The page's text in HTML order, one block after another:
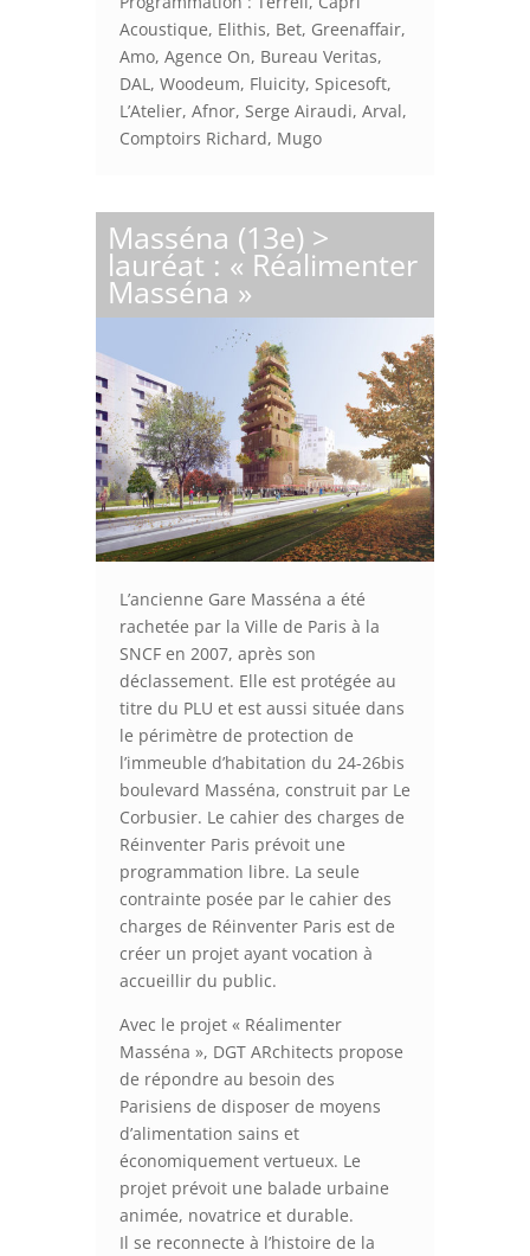
Acoustique, Elithis, Bet, Greenaffair,
Amo, Agence On, Bureau Veritas,
DAL, Woodeum, Fluicity, Spicesoft,
L’Atelier, Afnor, Serge Airaudi, Arval,
Comptoirs Richard, Mugo
Masséna (13e) >
lauréat : « Réalimenter
Masséna »
L’ancienne Gare Masséna a été
rachetée par la Ville de Paris à la
SNCF en 2007, après son
déclassement. Elle est protégée au
titre du PLU et est aussi située dans
le périmètre de protection de
l’immeuble d’habitation du 24-26bis
boulevard Masséna, construit par Le
Corbusier. Le cahier des charges de
Réinventer Paris prévoit une
programmation libre. La seule
contrainte posée par le cahier des
charges de Réinventer Paris est de
créer un projet ayant vocation à
accueillir du public.
Avec le projet « Réalimenter
Masséna », DGT ARchitects propose
de répondre au besoin des
Parisiens de disposer de moyens
d’alimentation sains et
économiquement vertueux. Le
projet prévoit une balade urbaine
animée, novatrice et durable.
Il se reconnecte à l’histoire de la